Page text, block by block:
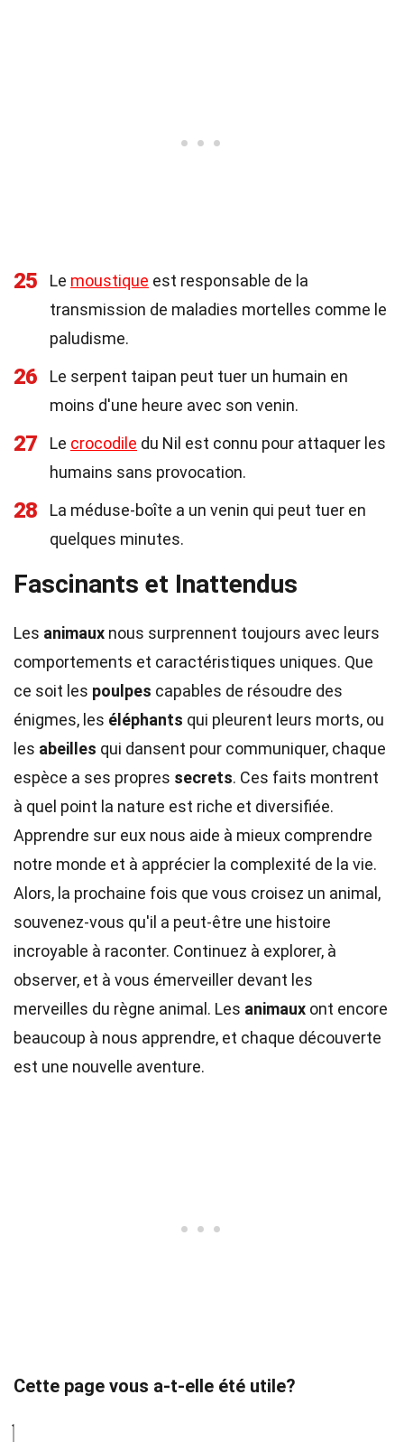
25 Le moustique est responsable de la
transmission de maladies mortelles comme le
paludisme.
26
Le serpent taipan peut tuer un humain en
moins d'une heure avec son venin.
27 Le crocodile du Nil est connu pour attaquer les
humains sans provocation.
28
La méduse-boîte a un venin qui peut tuer en
quelques minutes.
Fascinants et Inattendus
Les animaux nous surprennent toujours avec leurs
comportements et caractéristiques uniques. Que
ce soit les poulpes capables de résoudre des
énigmes, les éléphants qui pleurent leurs morts, ou
les abeilles qui dansent pour communiquer, chaque
espèce a ses propres secrets. Ces faits montrent
à quel point la nature est riche et diversifiée.
Apprendre sur eux nous aide à mieux comprendre
notre monde et à apprécier la complexité de la vie.
Alors, la prochaine fois que vous croisez un animal,
souvenez-vous qu'il a peut-être une histoire
incroyable à raconter. Continuez à explorer, à
observer, et à vous émerveiller devant les
merveilles du règne animal. Les animaux ont encore
beaucoup à nous apprendre, et chaque découverte
est une nouvelle aventure.
Cette page vous a-t-elle été utile?